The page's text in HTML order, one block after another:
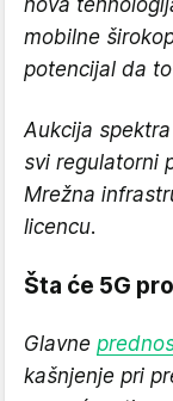
nova
mobilne
potencijal da
Aukcija
svi regulatorni
Mrežna
licencu.
Šta će 5G
Glavne
kašnjenje pri